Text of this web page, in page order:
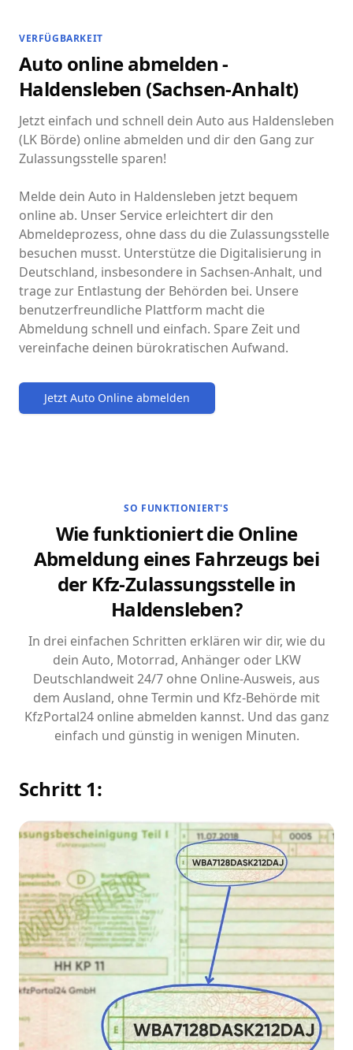
VERFÜGBARKEIT
Auto online abmelden -
Haldensleben (Sachsen-Anhalt)
Jetzt einfach und schnell dein Auto aus Haldensleben
(LK Börde) online abmelden und dir den Gang zur
Zulassungsstelle sparen!
Melde dein Auto in Haldensleben jetzt bequem
online ab. Unser Service erleichtert dir den
Abmeldeprozess, ohne dass du die Zulassungsstelle
besuchen musst. Unterstütze die Digitalisierung in
Deutschland, insbesondere in Sachsen-Anhalt, und
trage zur Entlastung der Behörden bei. Unsere
benutzerfreundliche Plattform macht die
Abmeldung schnell und einfach. Spare Zeit und
vereinfache deinen bürokratischen Aufwand.
Jetzt Auto Online abmelden
SO FUNKTIONIERT'S
Wie funktioniert die Online
Abmeldung eines Fahrzeugs bei
der Kfz-Zulassungsstelle in
Haldensleben?
In drei einfachen Schritten erklären wir dir, wie du
dein Auto, Motorrad, Anhänger oder LKW
Deutschlandweit 24/7 ohne Online-Ausweis, aus
dem Ausland, ohne Termin und Kfz-Behörde mit
KfzPortal24 online abmelden kannst. Und das ganz
einfach und günstig in wenigen Minuten.
Schritt 1: